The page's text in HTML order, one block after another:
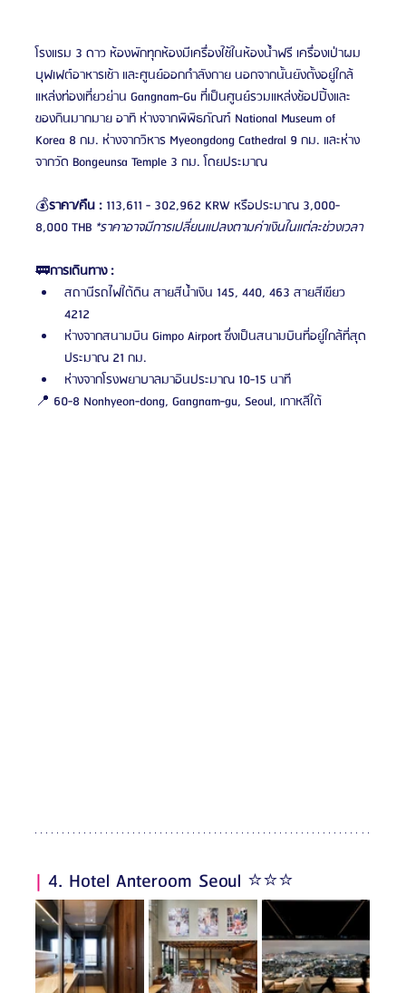
โรงแรม 3 ดาว ห้องพักทุกห้องมีเครื่องใช้ในห้องน้ำฟรี เครื่องเป่าผม
บุฟเฟต์อาหารเช้า และศูนย์ออกกำลังกาย นอกจากนั้นยังตั้งอยู่ใกล้
แหล่งท่องเที่ยวย่าน Gangnam-Gu ที่เป็นศูนย์รวมแหล่งช้อปปิ้งและ
ของกินมากมาย อาทิ ห่างจากพิพิธภัณฑ์ National Museum of
Korea 8 กม. ห่างจากวิหาร Myeongdong Cathedral 9 กม. และห่าง
จากวัด Bongeunsa Temple 3 กม. โดยประมาณ
💰ราคา/คืน : 113,611 - 302,962 KRW หรือประมาณ 3,000-
8,000 THB *ราคาอาจมีการเปลี่ยนแปลงตามค่าเงินในแต่ละช่วงเวลา
🚃การเดินทาง :
สถานีรถไฟใต้ดิน สายสีน้ำเงิน 145, 440, 463 สายสีเขียว
4212
ห่างจากสนามบิน Gimpo Airport ซึ่งเป็นสนามบินที่อยู่ใกล้ที่สุด
ประมาณ 21 กม.
ห่างจากโรงพยาบาลมาอินประมาณ 10-15 นาที
📍 60-8 Nonhyeon-dong, Gangnam-gu, Seoul, เกาหลีใต้
| 4. Hotel Anteroom Seoul ⭐️⭐️⭐️